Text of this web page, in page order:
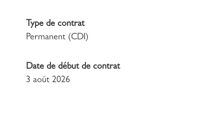
Type de contrat
Permanent (CDI)
Date de début de contrat
3 août 2026